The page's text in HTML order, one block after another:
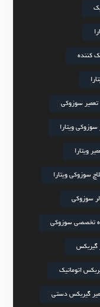
کننده
تعمیر سوزوکی
سوزوکی ویتارا
ویتارا
سوزوکی ویتارا
سوزوکی
تخصصی سوزوکی
گیربکس
اتوماتیک
گیربکس دستی